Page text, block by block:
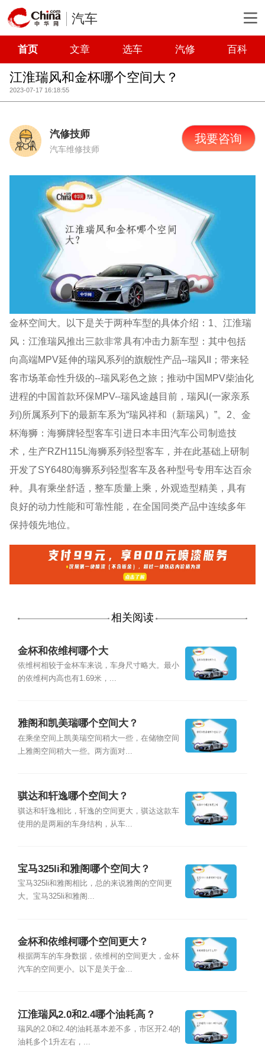
汽车
首页 文章 选车 汽修 百科
江淮瑞风和金杯哪个空间大？
2023-07-17 16:18:55
汽修技师
汽车维修技师
我要咨询
金杯空间大。以下是关于两种车型的具体介绍：1、江淮瑞
风：江淮瑞风推出三款非常具有冲击力新车型：其中包括
向高端MPV延伸的瑞风系列的旗舰性产品--瑞风II；带来轻
客市场革命性升级的--瑞风彩色之旅；推动中国MPV柴油化
进程的中国首款环保MPV--瑞风途越目前，瑞风Ⅰ(一家亲系
列)所属系列下的最新车系为“瑞风祥和（新瑞风）”。2、金
杯海狮：海狮牌轻型客车引进日本丰田汽车公司制造技
术，生产RZH115L海狮系列轻型客车，并在此基础上研制
开发了SY6480海狮系列轻型客车及各种型号专用车达百余
种。具有乘坐舒适，整车质量上乘，外观造型精美，具有
良好的动力性能和可靠性能，在全国同类产品中连续多年
保持领先地位。
相关阅读
金杯和依维柯哪个大
依维柯相较于金杯车来说，车身尺寸略大。最小
的依维柯内高也有1.69米，...
雅阁和凯美瑞哪个空间大？
在乘坐空间上凯美瑞空间稍大一些，在储物空间
上雅阁空间稍大一些。两方面对...
骐达和轩逸哪个空间大？
骐达和轩逸相比，轩逸的空间更大，骐达这款车
使用的是两厢的车身结构，从车...
宝马325li和雅阁哪个空间大？
宝马325li和雅阁相比，总的来说雅阁的空间更
大。宝马325li和雅阁...
金杯和依维柯哪个空间更大？
根据两车的车身数据，依维柯的空间更大，金杯
汽车的空间更小。以下是关于金...
江淮瑞风2.0和2.4哪个油耗高？
瑞风的2.0和2.4的油耗基本差不多，市区开2.4的
油耗多个1升左右，...